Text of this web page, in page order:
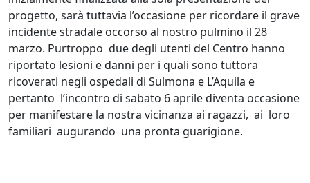
progetto, sarà tuttavia l’occasione per ricordare il grave
incidente stradale occorso al nostro pulmino il 28
marzo. Purtroppo due degli utenti del Centro hanno
riportato lesioni e danni per i quali sono tuttora
ricoverati negli ospedali di Sulmona e L’Aquila e
pertanto l’incontro di sabato 6 aprile diventa occasione
per manifestare la nostra vicinanza ai ragazzi, ai loro
familiari augurando una pronta guarigione.